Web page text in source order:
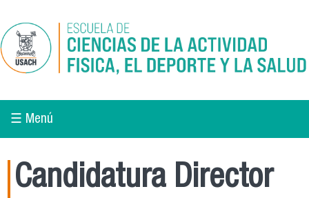
☰ Menú
Candidatura Director